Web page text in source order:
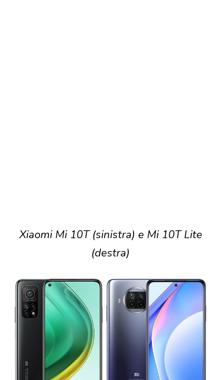
Xiaomi Mi 10T (sinistra) e Mi 10T Lite
(destra)